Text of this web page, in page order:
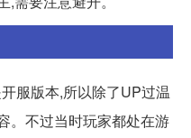
服版本,所以除了UP过温
。不过当时玩家都处在游